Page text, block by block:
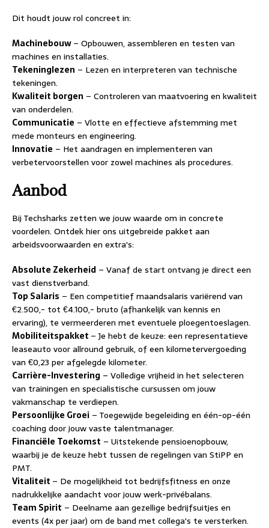
Dit houdt jouw rol concreet in:
Machinebouw– Opbouwen, assembleren en testen van
machines en installaties.
Tekeninglezen – Lezen en interpreteren van technische
tekeningen.
Kwaliteit borgen – Controleren van maatvoering en kwaliteit
van onderdelen.
Communicatie – Vlotte en effectieve afstemming met
mede monteurs en engineering.
Innovatie – Het aandragen en implementeren van
verbetervoorstellen voor zowel machines als procedures.
Aanbod
Bij Techsharks zetten we jouw waarde om in concrete
voordelen. Ontdek hier ons uitgebreide pakket aan
arbeidsvoorwaarden en extra's:
Absolute Zekerheid – Vanaf de start ontvang je direct een
vast dienstverband.
Top Salaris – Een competitief maandsalaris variërend van
€2.500,- tot €4.100,- bruto (afhankelijk van kennis en
ervaring), te vermeerderen met eventuele ploegentoeslagen.
Mobiliteitspakket – Je hebt de keuze: een representatieve
leaseauto voor allround gebruik, of een kilometervergoeding
van €0,23 per afgelegde kilometer.
Carrière-Investering – Volledige vrijheid in het selecteren
van trainingen en specialistische cursussen om jouw
vakmanschap te verdiepen.
Persoonlijke Groei – Toegewijde begeleiding en één-op-één
coaching door jouw vaste talentmanager.
Financiële Toekomst – Uitstekende pensioenopbouw,
waarbij je de keuze hebt tussen de regelingen van StiPP en
PMT.
Vitaliteit – De mogelijkheid tot bedrijfsfitness en onze
nadrukkelijke aandacht voor jouw werk-privébalans.
Team Spirit – Deelname aan gezellige bedrijfsuitjes en
events (4x per jaar) om de band met collega's te versterken.